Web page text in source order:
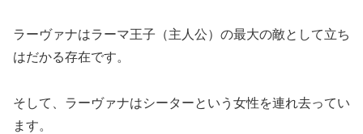
ラーヴァナはラーマ王子（主人公）の最大の敵として立ち
はだかる存在です。
そして、ラーヴァナはシーターという女性を連れ去ってい
ます。